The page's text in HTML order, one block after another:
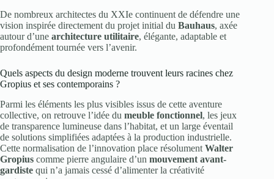
De nombreux architectes du XXIe continuent de défendre une
vision inspirée directement du projet initial du Bauhaus, axée
autour d’une architecture utilitaire, élégante, adaptable et
profondément tournée vers l’avenir.
Quels aspects du design moderne trouvent leurs racines chez
Gropius et ses contemporains ?
Parmi les éléments les plus visibles issus de cette aventure
collective, on retrouve l’idée du meuble fonctionnel, les jeux
de transparence lumineuse dans l’habitat, et un large éventail
de solutions simplifiées adaptées à la production industrielle.
Cette normalisation de l’innovation place résolument Walter
Gropius comme pierre angulaire d’un mouvement avant-
gardiste qui n’a jamais cessé d’alimenter la créativité